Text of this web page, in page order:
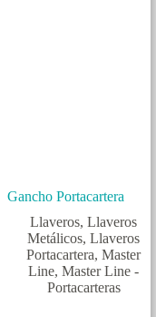
Gancho Portacartera
Llaveros, Llaveros
Metálicos, Llaveros
Portacartera, Master
Line, Master Line -
Portacarteras